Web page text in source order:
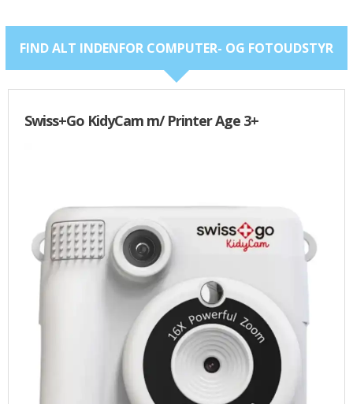
BRUGT UDSTYR
BATTERIER
PASFOTO
UDEKØRENDE IT-SUPPORT
BESTIL
FIND ALT INDENFOR COMPUTER- OG FOTOUDSTYR
Swiss+Go KidyCam m/ Printer Age 3+